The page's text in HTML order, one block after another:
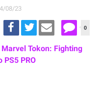
08/23
0
Tokon: Fighting
PS5 PRO